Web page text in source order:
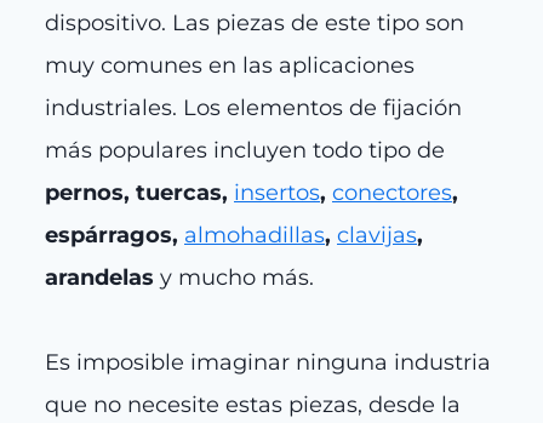
dispositivo. Las piezas de este tipo son
muy comunes en las aplicaciones
industriales. Los elementos de fijación
más populares incluyen todo tipo de
pernos, tuercas, insertos, conectores,
espárragos, almohadillas, clavijas,
arandelas y mucho más.
Es imposible imaginar ninguna industria
que no necesite estas piezas, desde la